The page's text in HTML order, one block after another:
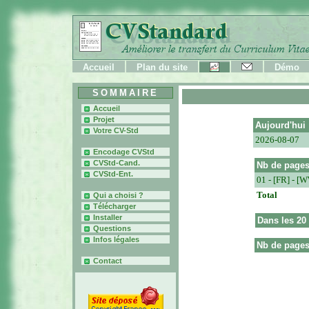
Accueil Plan du site Démo
SOMMAIRE
Accueil
Projet
Votre CV-Std
Encodage CVStd
CVStd-Cand.
CVStd-Ent.
Qui a choisi ?
Télécharger
Installer
Questions
Infos légales
Contact
Aujourd'hui
2026-08-07
Nb de
01 - [FR] -
Total
Dans les
Nb de